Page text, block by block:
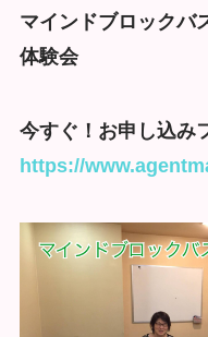
マインドブロックバ
体験会
今すぐ！お申し込み
https://